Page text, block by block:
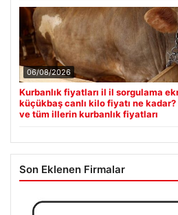
06/08/2026
Kurbanlık fiyatları il il sorgulama
küçükbaş canlı kilo fiyatı ne
ve tüm illerin kurbanlık fiyatları
Son Eklenen Firmalar